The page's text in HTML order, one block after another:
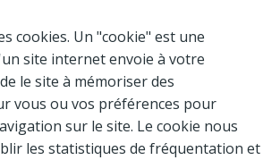
cookies. Un "cookie" est une
site internet envoie à votre
le site à mémoriser des
vous ou vos préférences pour
sur le site. Le cookie nous
les statistiques de fréquentation et